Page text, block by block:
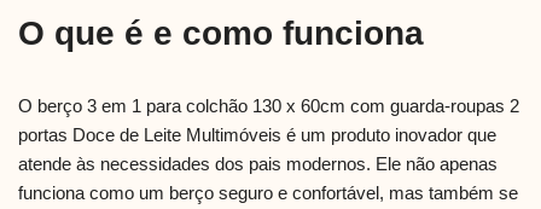
O que é e como funciona
O berço 3 em 1 para colchão 130 x 60cm com guarda-roupas 2
portas Doce de Leite Multimóveis é um produto inovador que
atende às necessidades dos pais modernos. Ele não apenas
funciona como um berço seguro e confortável, mas também se